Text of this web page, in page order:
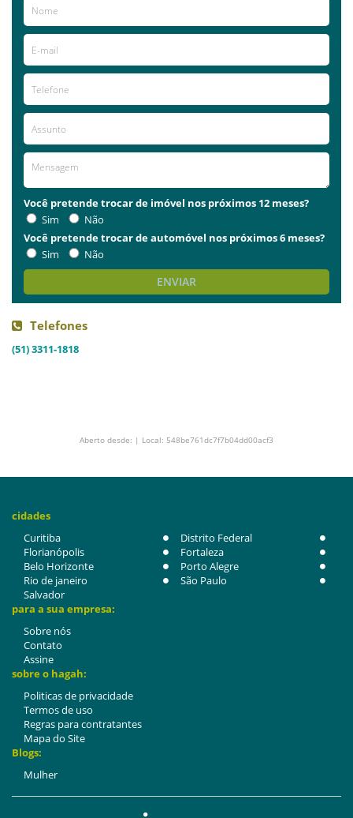
Você pretende trocar de imóvel nos próximos 12 meses?
Sim
Não
Você pretende trocar de automóvel nos próximos 6 meses?
Sim
Não
ENVIAR
Telefones
(51) 3311-1818
Aberto desde: | Local: 548be761dc7f7b04dd00acf3
cidades
Curitiba
Distrito Federal
Florianópolis
Fortaleza
Belo Horizonte
Porto Alegre
Rio de janeiro
São Paulo
Salvador
para a sua empresa:
Sobre nós
Contato
Assine
sobre o hagah:
Politicas de privacidade
Termos de uso
Regras para contratantes
Mapa do Site
Blogs:
Mulher